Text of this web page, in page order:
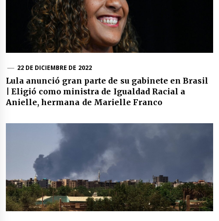
22 DE DICIEMBRE DE 2022
Lula anunció gran parte de su gabinete en Brasil
| Eligió como ministra de Igualdad Racial a
Anielle, hermana de Marielle Franco